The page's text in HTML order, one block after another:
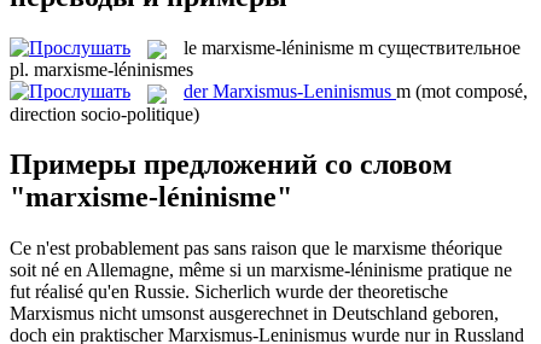
le marxisme-léninisme m существительное
pl. marxisme-léninismes
derMarxismus-Leninismus m (mot composé,
direction socio-politique)
Примеры предложений со словом
"marxisme-léninisme"
Ce n'est probablement pas sans raison que le marxisme théorique
soit né en Allemagne, même si un marxisme-léninisme pratique ne
fut réalisé qu'en Russie. Sicherlich wurde der theoretische
Marxismus nicht umsonst ausgerechnet in Deutschland geboren,
doch ein praktischerMarxismus-Leninismus wurde nur in Russland